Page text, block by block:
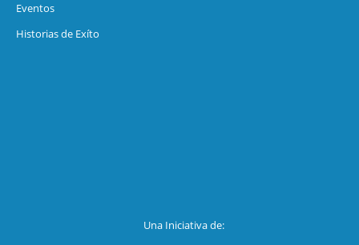
Eventos
Historias de Exíto
Una Iniciativa de: